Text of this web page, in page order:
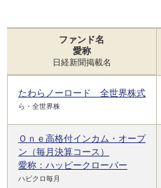
ファンド名
愛称
日経新聞掲載名
たわらノーロード 全世界株式
ら・全世界株
Ｏｎｅ高格付インカム・オープ
ン（毎月決算コース）
愛称：ハッピークローバー
ハピクロ毎月